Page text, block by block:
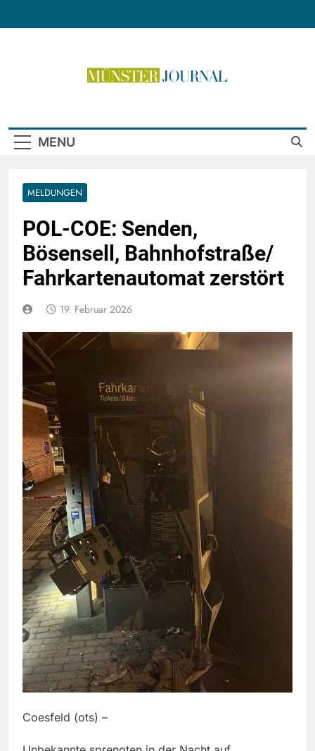
MENU
MELDUNGEN
POL-COE: Senden,
Bösensell, Bahnhofstraße/
Fahrkartenautomat zerstört
19. Februar 2026
Coesfeld (ots) –